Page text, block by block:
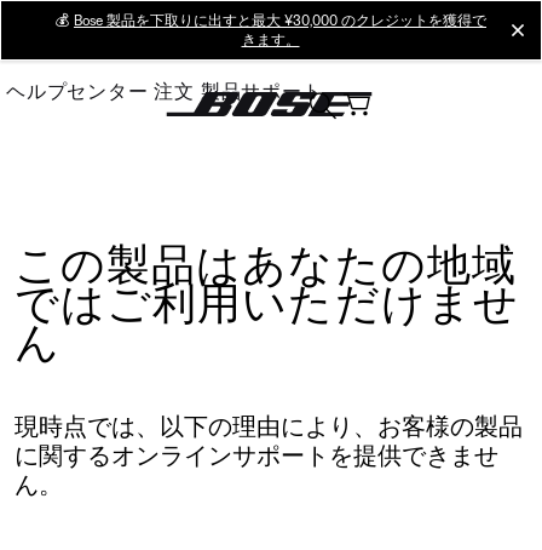
Main
💰 Bose 製品を下取りに出すと最大 ¥30,000 のクレジットを獲得で
きます。
ヘルプセンター 注文 製品サポート
この製品はあなたの地域
ではご利用いただけませ
ん
現時点では、以下の理由により、お客様の製品
に関するオンラインサポートを提供できませ
ん。